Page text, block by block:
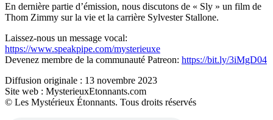
En dernière partie d’émission, nous discutons de « Sly » un film de
Thom Zimmy sur la vie et la carrière Sylvester Stallone.
Laissez-nous un message vocal:
https://www.speakpipe.com/mysterieuxe
Devenez membre de la communauté Patreon: https://bit.ly/3iMgD04
Diffusion originale : 13 novembre 2023
Site web : MysterieuxEtonnants.com
© Les Mystérieux Étonnants. Tous droits réservés